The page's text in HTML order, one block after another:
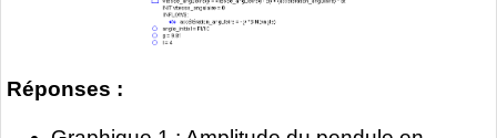
Réponses :